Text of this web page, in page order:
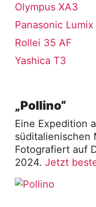
Olympus XA3
Panasonic Lumix
Rollei 35 AF
Yashica T3
„Pollino“
Eine Expedition
süditalienischen
Fotografiert auf
2024. Jetzt